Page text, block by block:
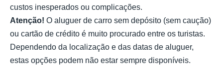
custos inesperados ou complicações.
Atenção! O aluguer de carro sem depósito (sem caução)
ou cartão de crédito é muito procurado entre os turistas.
Dependendo da localização e das datas de aluguer,
estas opções podem não estar sempre disponíveis.